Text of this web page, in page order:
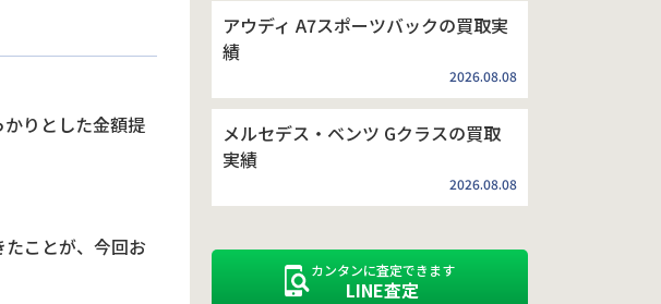
りとした金額提
ことが、今回お
アウディ A7スポーツバックの買取実
績
2026.08.08
メルセデス・ベンツ Gクラスの買取
実績
2026.08.08
カンタンに査定できます
LINE査定